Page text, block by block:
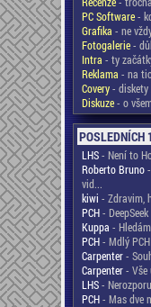
PC Software-
Grafika - ne
Fotogalerie-
Intra - ty
Reklama - na
Covery- diskety
Diskuze- o
POSLEDNÍCH
LHS- Není to
Roberto Bruno-
vid...
kiwi - Zdravim,
PCH-
Kuppa -
PCH- Mdlý
Carpenter-
Carpenter- Vše
LHS-
PCH- Mas dve